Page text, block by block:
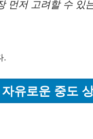
먼저 고려할 수 있
.
자유로운 중도